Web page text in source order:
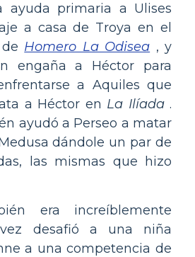
ayuda primaria a Ulises
a casa de Troya en el
Homero La Odisea , y
engaña a Héctor para
a Aquiles que
a Héctor en La Ilíada.
ayudó a Perseo a matar
dándole un par de
las mismas que hizo
era increíblemente
desafió a una niña
a una competencia de